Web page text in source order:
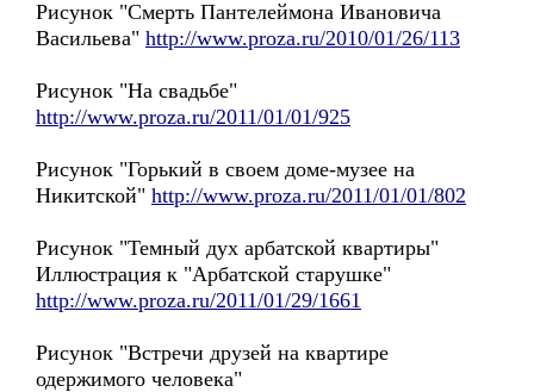
Рисунок "Смерть Пантелеймона Ивановича
Васильева" http://www.proza.ru/2010/01/26/113
Рисунок "На свадьбе"
http://www.proza.ru/2011/01/01/925
Рисунок "Горький в своем доме-музее на
Никитской" http://www.proza.ru/2011/01/01/802
Рисунок "Темный дух арбатской квартиры"
Иллюстрация к "Арбатской старушке"
http://www.proza.ru/2011/01/29/1661
Рисунок "Встречи друзей на квартире
одержимого человека"